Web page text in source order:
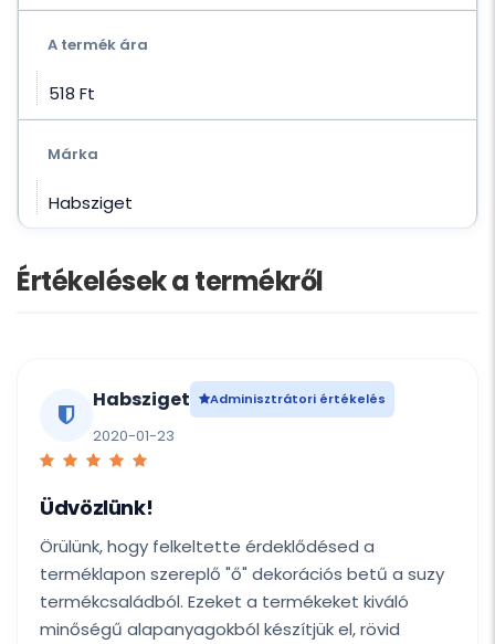
A termék ára
518 Ft‎
Márka
Habsziget
Értékelések a termékről
Habsziget Adminisztrátori értékelés
2020-01-23
Üdvözlünk!
Örülünk, hogy felkeltette érdeklődésed a
terméklapon szereplő "ő" dekorációs betű a suzy
termékcsaládból. Ezeket a termékeket kiváló
minőségű alapanyagokból készítjük el, rövid